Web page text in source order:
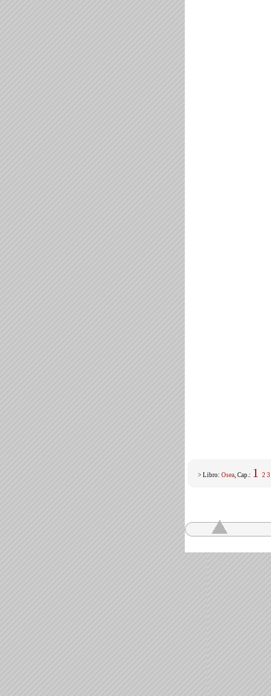
> Libro: Osea, Cap.: 1 2 3